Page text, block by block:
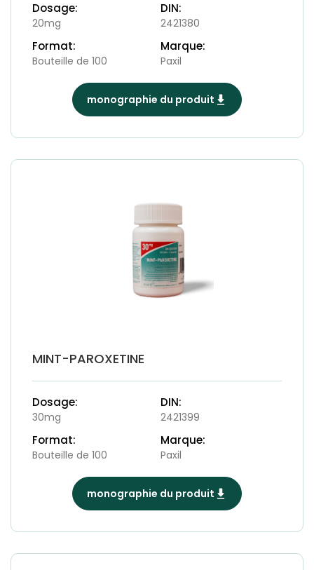
Dosage:
20mg
DIN:
2421380
Format:
Bouteille de 100
Marque:
Paxil
monographie du produit
MINT-PAROXETINE
Dosage:
30mg
DIN:
2421399
Format:
Bouteille de 100
Marque:
Paxil
monographie du produit